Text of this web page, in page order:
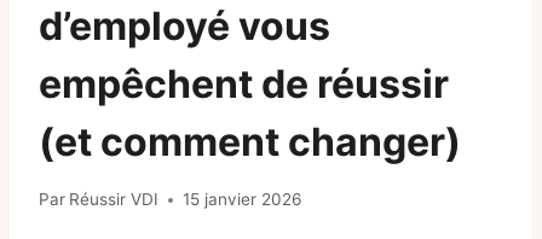
d’employé vous
empêchent de réussir
(et comment changer)
Par Réussir VDI 15 janvier 2026